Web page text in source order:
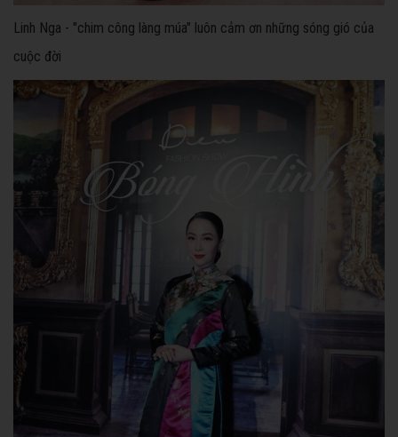
Linh Nga - "chim công làng múa" luôn cảm ơn những sóng gió của
cuộc đời